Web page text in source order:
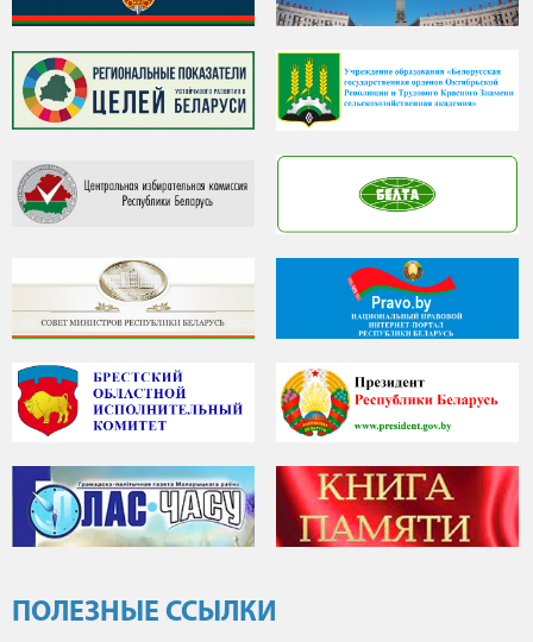
ПОЛЕЗНЫЕ ССЫЛКИ